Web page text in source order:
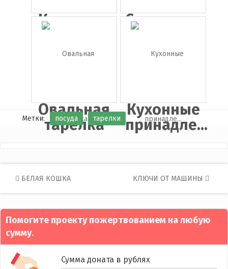
Кастрюля
крышко...
Сковорода
Овальная
тарелка
Кухонные
принадле...
Метки: посуда тарелки
Post
navigation
БЕЛАЯ КОШКА КЛЮЧИ ОТ МАШИНЫ
Помогите проекту пожертвованием на любую
сумму.
Сумма доната в рублях